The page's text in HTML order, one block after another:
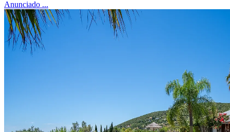
Anunciado ...